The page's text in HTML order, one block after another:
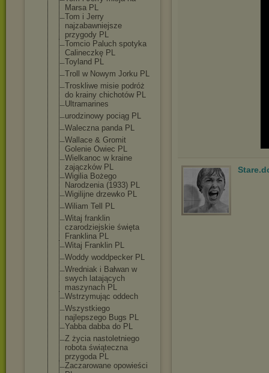
Marsa PL
Tom i Jerry
najzabawniejsze
przygody PL
Tomcio Paluch spotyka
Calineczkę PL
Toyland PL
Troll w Nowym Jorku PL
Troskliwe misie podróż
do krainy chichotów PL
Ultramarines
urodzinowy pociąg PL
Waleczna panda PL
Wallace & Gromit
Golenie Owiec PL
Wielkanoc w kraine
zajączków PL
Wigilia Bożego
Narodzenia (1933) PL
Wigilijne drzewko PL
Wiliam Tell PL
Witaj franklin
czarodziejskie święta
Franklina PL
Witaj Franklin PL
Woddy woddpecker PL
Wredniak i Bałwan w
swych latających
maszynach PL
Wstrzymując oddech
Wszystkiego
najlepszego Bugs PL
Yabba dabba do PL
Z życia nastoletniego
robota świąteczna
przygoda PL
Zaczarowane opowieści